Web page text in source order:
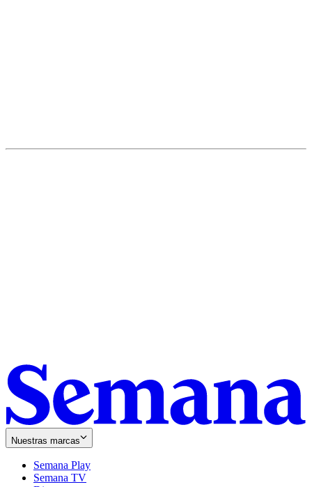
Nuestras marcas
Semana Play
Semana TV